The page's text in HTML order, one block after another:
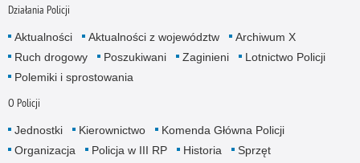
Działania Policji
Aktualności Aktualności z województw
Archiwum X
Ruch drogowy
Poszukiwani Zaginieni
Lotnictwo Policji
Polemiki i sprostowania
O Policji
Jednostki Kierownictwo
Komenda Główna Policji
Organizacja
Policja w III RP Historia
Sprzęt